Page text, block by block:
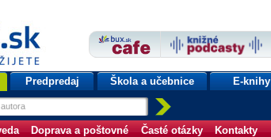
Predpredaj Škola a učebnice E-knihy
Doprava a poštovné Časté otázky Kontakty